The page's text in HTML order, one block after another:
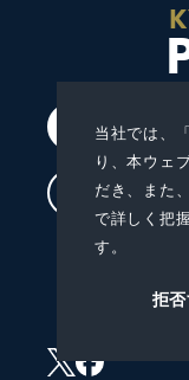
当社では、「
り、本ウェ
だき、また
で詳しく把
す。
拒
プ